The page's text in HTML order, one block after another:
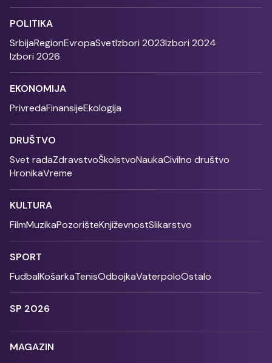
POLITIKA
SrbijaRegionEvropaSvetIzbori 2023Izbori 2024
Izbori 2026
EKONOMIJA
PrivredaFinansijeEkologija
DRUŠTVO
Svet radaZdravstvoŠkolstvoNaukaCivilno društvo
HronikaVreme
KULTURA
FilmMuzikaPozorišteKnjiževnostSlikarstvo
SPORT
FudbalKošarkaTenisOdbojkaVaterpoloOstalo
SP 2026
MAGAZIN